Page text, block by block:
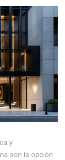
y
son la opción